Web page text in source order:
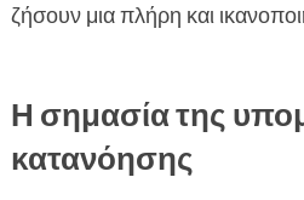
ζήσουν μια πλήρη και
Η σημασία της
κατανόησης